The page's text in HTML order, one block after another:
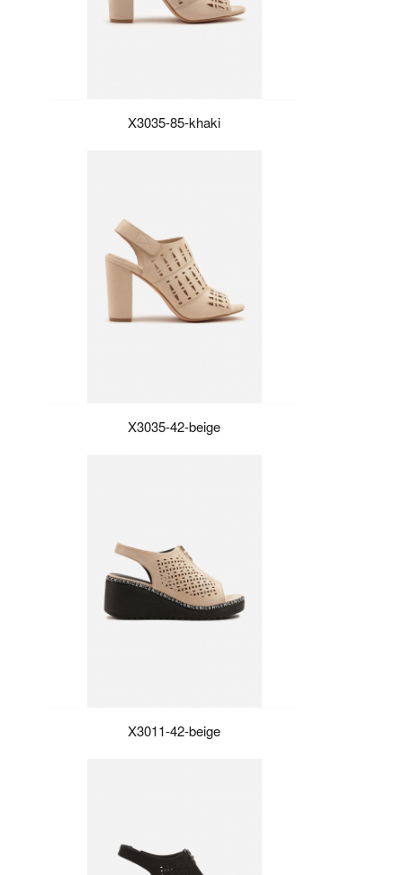
X3035-85-khaki
X3035-42-beige
X3011-42-beige